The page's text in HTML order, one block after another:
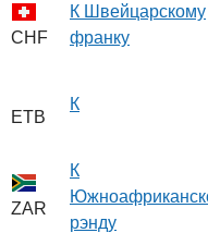
CHF
К Швейцарскому
франку
ETB
К
ZAR
К
рэнду